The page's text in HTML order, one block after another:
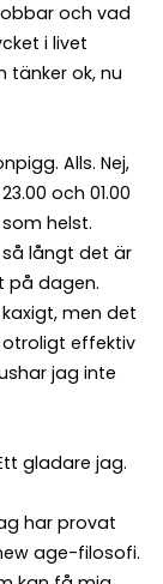
och vad
i livet
tänker ok, nu
Alls. Nej,
och 01.00
helst.
långt det är
på dagen.
men det
effektiv
jag inte
gladare jag.
har provat
age-filosofi.